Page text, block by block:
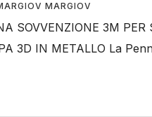
MARGIOV
SOVVENZIONE 3M
3D IN METALLO La